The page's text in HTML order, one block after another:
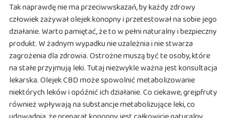
Tak naprawdę nie ma przeciwwskazań, by każdy zdrowy
człowiek zażywał olejek konopny i przetestował na sobie jego
działanie. Warto pamiętać, że to w pełni naturalny i bezpieczny
produkt. W żadnym wypadku nie uzależnia i nie stwarza
zagrożenia dla zdrowia. Ostrożne muszą być te osoby, które
na stałe przyjmują leki. Tutaj niezwykle ważna jest konsultacja
lekarska. Olejek CBD może spowolnić metabolizowanie
niektórych leków i opóźnić ich działanie. Co ciekawe, grejpfruty
również wpływają na substancje metabolizujące leki, co